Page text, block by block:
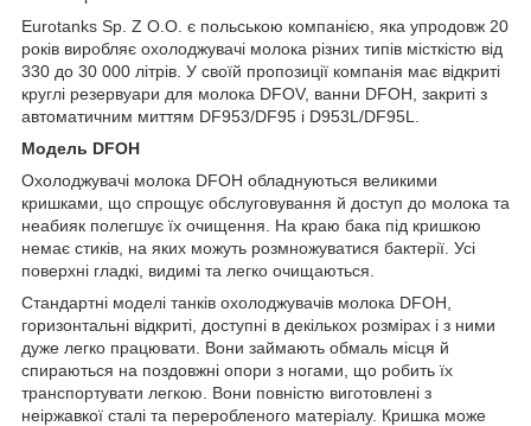
Eurotanks Sp. Z O.O. є польською компанією, яка упродовж 20
років виробляє охолоджувачі молока різних типів місткістю від
330 до 30 000 літрів. У своїй пропозиції компанія має відкриті
круглі резервуари для молока DFOV, ванни DFOH, закриті з
автоматичним миттям DF953/DF95 і D953L/DF95L.
Модель DFOH
Охолоджувачі молока DFOH обладнуються великими
кришками, що спрощує обслуговування й доступ до молока та
неабияк полегшує їх очищення. На краю бака під кришкою
немає стиків, на яких можуть розмножуватися бактерії. Усі
поверхні гладкі, видимі та легко очищаються.
Стандартні моделі танків охолоджувачів молока DFOH,
горизонтальні відкриті, доступні в декількох розмірах і з ними
дуже легко працювати. Вони займають обмаль місця й
спираються на поздовжні опори з ногами, що робить їх
транспортувати легкою. Вони повністю виготовлені з
неіржавкої сталі та переробленого матеріалу. Кришка може